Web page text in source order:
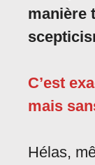
manière
C’est
mais
Hélas,